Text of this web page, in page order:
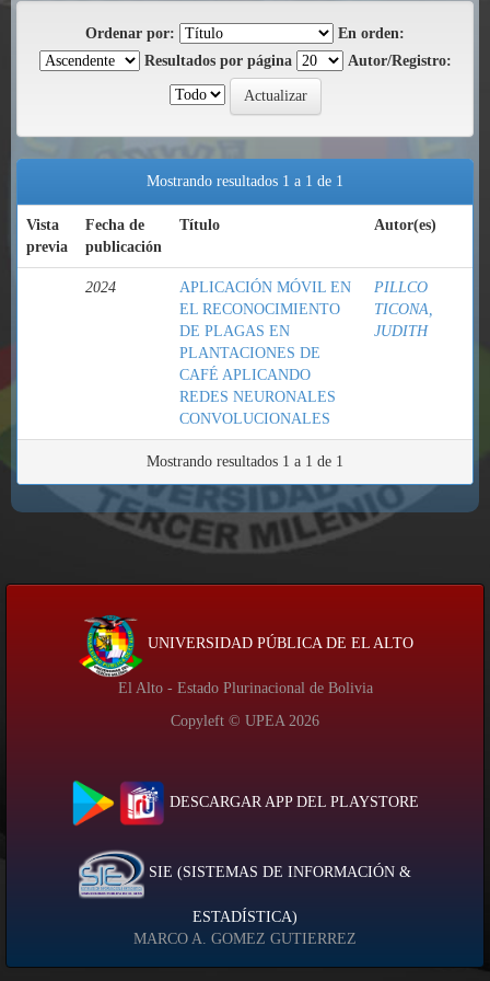
Ordenar por:
En orden:
Resultados por página
Autor/Registro:
Mostrando resultados 1 a 1 de 1
Vista
previa
Fecha de
publicación
Título Autor(es)
2024
APLICACIÓN MÓVIL EN
EL RECONOCIMIENTO
DE PLAGAS EN
PLANTACIONES DE
CAFÉ APLICANDO
REDES NEURONALES
CONVOLUCIONALES
PILLCO
TICONA,
JUDITH
Mostrando resultados 1 a 1 de 1
UNIVERSIDAD PÚBLICA DE EL ALTO
El Alto - Estado Plurinacional de Bolivia
Copyleft © UPEA 2026
DESCARGAR APP DEL PLAYSTORE
SIE (SISTEMAS DE INFORMACIÓN &
ESTADÍSTICA)
MARCO A. GOMEZ GUTIERREZ